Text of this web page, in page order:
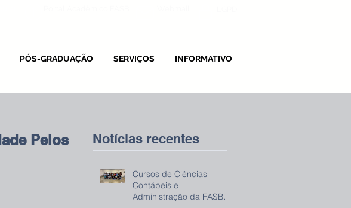
PÓS-GRADUAÇÃO SERVIÇOS INFORMATIVO
Pelos
Notícias recentes
Cursos de Ciências
Contábeis e
Administração da FASB